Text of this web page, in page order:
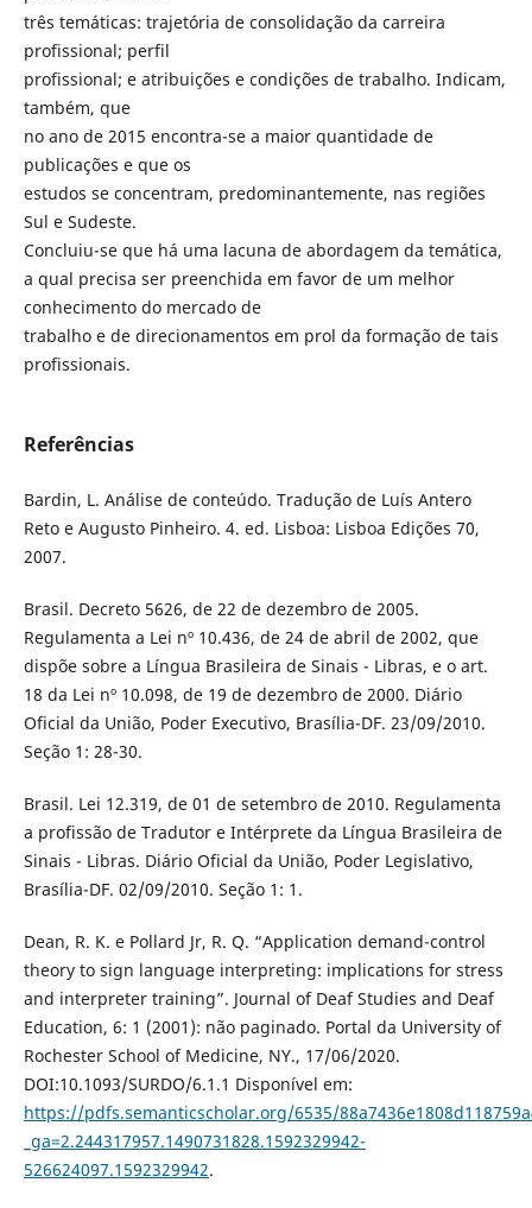
três temáticas: trajetória de consolidação da carreira
profissional; perfil
profissional; e atribuições e condições de trabalho. Indicam,
também, que
no ano de 2015 encontra-se a maior quantidade de
publicações e que os
estudos se concentram, predominantemente, nas regiões
Sul e Sudeste.
Concluiu-se que há uma lacuna de abordagem da temática,
a qual precisa ser preenchida em favor de um melhor
conhecimento do mercado de
trabalho e de direcionamentos em prol da formação de tais
profissionais.
Referências
Bardin, L. Análise de conteúdo. Tradução de Luís Antero
Reto e Augusto Pinheiro. 4. ed. Lisboa: Lisboa Edições 70,
2007.
Brasil. Decreto 5626, de 22 de dezembro de 2005.
Regulamenta a Lei nº 10.436, de 24 de abril de 2002, que
dispõe sobre a Língua Brasileira de Sinais - Libras, e o art.
18 da Lei nº 10.098, de 19 de dezembro de 2000. Diário
Oficial da União, Poder Executivo, Brasília-DF. 23/09/2010.
Seção 1: 28-30.
Brasil. Lei 12.319, de 01 de setembro de 2010. Regulamenta
a profissão de Tradutor e Intérprete da Língua Brasileira de
Sinais - Libras. Diário Oficial da União, Poder Legislativo,
Brasília-DF. 02/09/2010. Seção 1: 1.
Dean, R. K. e Pollard Jr, R. Q. “Application demand-control
theory to sign language interpreting: implications for stress
and interpreter training”. Journal of Deaf Studies and Deaf
Education, 6: 1 (2001): não paginado. Portal da University of
Rochester School of Medicine, NY., 17/06/2020.
DOI:10.1093/SURDO/6.1.1 Disponível em:
https://pdfs.semanticscholar.org/6535/
_ga=2.244317957.1490731828.1592329942-
526624097.1592329942.